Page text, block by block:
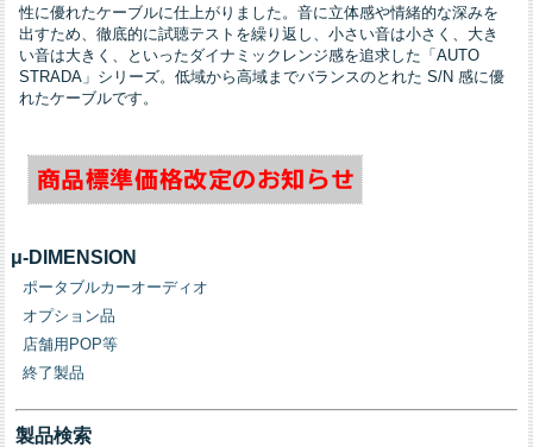
性に優れたケーブルに仕上がりました。音に立体感や情緒的な深みを
出すため、徹底的に試聴テストを繰り返し、小さい音は小さく、大き
い音は大きく、といったダイナミックレンジ感を追求した「AUTO
STRADA」シリーズ。低域から高域までバランスのとれた S/N 感に優
れたケーブルです。
μ-DIMENSION
ポータブルカーオーディオ
オプション品
店舗用POP等
終了製品
製品検索